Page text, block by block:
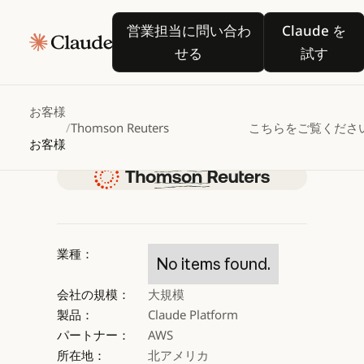
営業担当に問い合わ
せる
営業担当に問い合わせる
Claude を
試す
Claude
お客様
お客様
/Thomson Reuters こちらをご覧くださ
ThomsonReuters、
Claude
Amazon
Bedrockを活用して税務
Claude を試す
Claude を試す
業種：
No items found.
会社の規模：
大規模
製品：
Claude Platform
パートナー：
AWS
所在地：
北アメリカ